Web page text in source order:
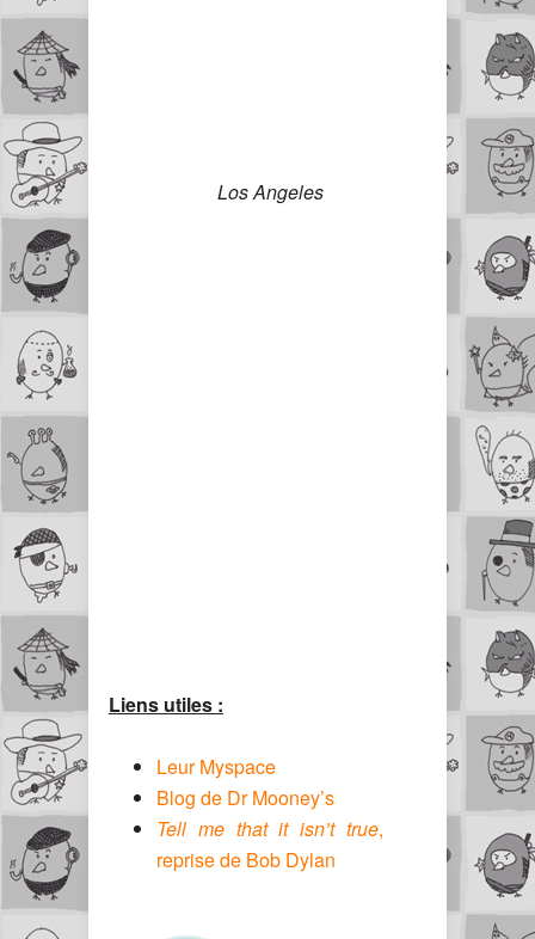
Los Angeles
Liens utiles :
Leur Myspace
Blog de Dr Mooney’s
Tell me that it isn’t true,
reprise de Bob Dylan